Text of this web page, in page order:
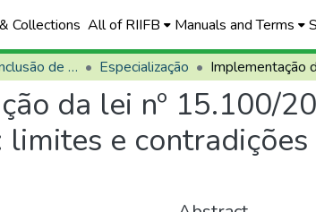
Collections All of RIIFB Manuals and Terms
Trabalhos de Conclusão de Curso (TCCs) Especialização
da lei nº 15.100/
e